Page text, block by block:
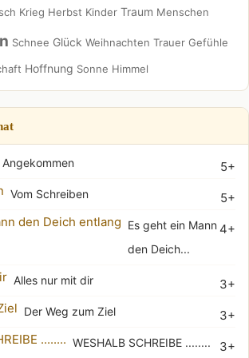
Krieg Herbst Kinder Traum Menschen
Schnee Glück Weihnachten Trauer Gefühle
Hoffnung Sonne Himmel
5+
Angekommen
5+
Vom Schreiben
4+
Es geht ein Mann
den Deich...
3+
Alles nur mit dir
3+
Der Weg zum Ziel
3+
WESHALB SCHREIBE ........